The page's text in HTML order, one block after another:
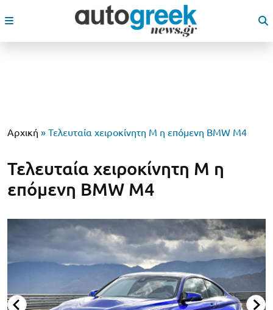
Αρχική » Τελευταία χειροκίνητη Μ η επόμενη BMW M4
Τελευταία χειροκίνητη Μ η
επόμενη BMW M4